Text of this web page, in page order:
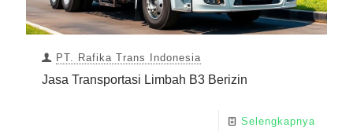
PT. Rafika Trans Indonesia
Jasa Transportasi Limbah B3 Berizin
Selengkapnya